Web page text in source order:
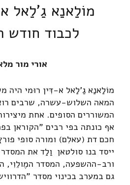
מוֹלַאנַא גַ'לַאל
לכבוד חודש
אורי מור
מוֹלַאנַא גַ'לַאל א-דִּין רוּמי היה
המאה השלוש-עשרה, שרבים
המשוררים הסופים. אחת
אף כונתה בפי רבים "הקוראן
חכם דת (עאלִם) ומורה סופי
ייסד בנו סולטאן וַלַד את
ורב-ההשפעה, המסדר המֶולֵוִי,
גם במערב בכינוי מסדר